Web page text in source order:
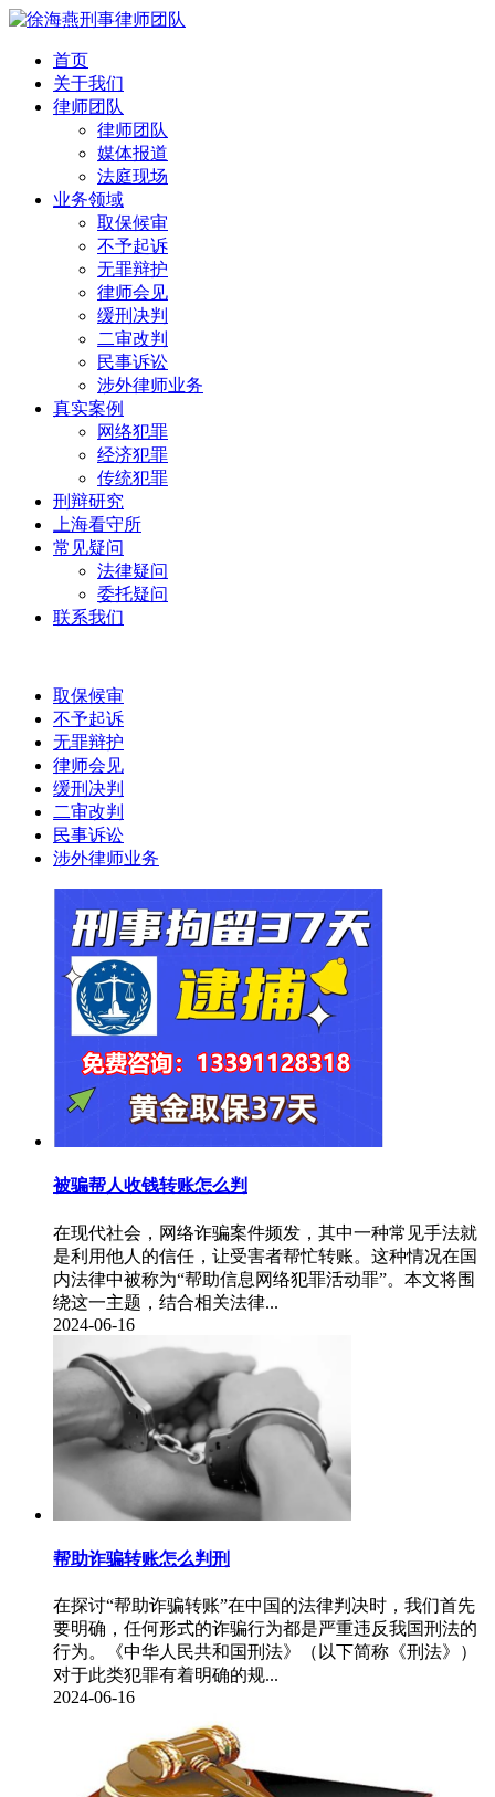
首页
关于我们
律师团队
律师团队
媒体报道
法庭现场
业务领域
取保候审
不予起诉
无罪辩护
律师会见
缓刑决判
二审改判
民事诉讼
涉外律师业务
真实案例
网络犯罪
经济犯罪
传统犯罪
刑辩研究
上海看守所
常见疑问
法律疑问
委托疑问
联系我们
取保候审
不予起诉
无罪辩护
律师会见
缓刑决判
二审改判
民事诉讼
涉外律师业务
被骗帮人收钱转账怎么判
​在现代社会，网络诈骗案件频发，其中一种常见手法就
是利用他人的信任，让受害者帮忙转账。这种情况在国
内法律中被称为“帮助信息网络犯罪活动罪”。本文将围
绕这一主题，结合相关法律...
2024-06-16
帮助诈骗转账怎么判刑
​在探讨“帮助诈骗转账”在中国的法律判决时，我们首先
要明确，任何形式的诈骗行为都是严重违反我国刑法的
行为。《中华人民共和国刑法》（以下简称《刑法》）
对于此类犯罪有着明确的规...
2024-06-16